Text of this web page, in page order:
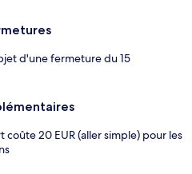
d'une fermeture du 15
coûte 20 EUR (aller simple) pour les